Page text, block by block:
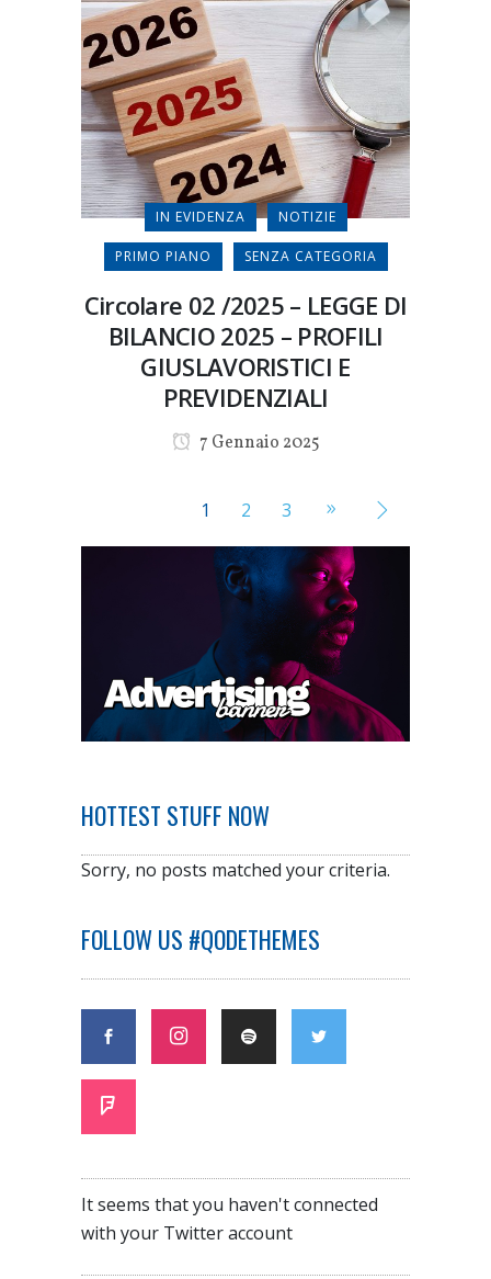
IN EVIDENZA NOTIZIE
PRIMO PIANO SENZA CATEGORIA
Circolare 02 /2025 – LEGGE DI
BILANCIO 2025 – PROFILI
GIUSLAVORISTICI E
PREVIDENZIALI
7 Gennaio 2025
1 2 3
HOTTEST STUFF NOW
Sorry, no posts matched your criteria.
FOLLOW US #QODETHEMES
It seems that you haven't connected
with your Twitter account